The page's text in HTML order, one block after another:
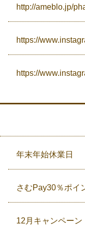
http://ameblo.jp/
https://
https://
年末年始休業日
さむPay30％ポイ
12月キャンペーン